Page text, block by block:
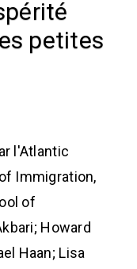
petites
l'Atlantic
Immigration,
of
Howard
Haan; Lisa